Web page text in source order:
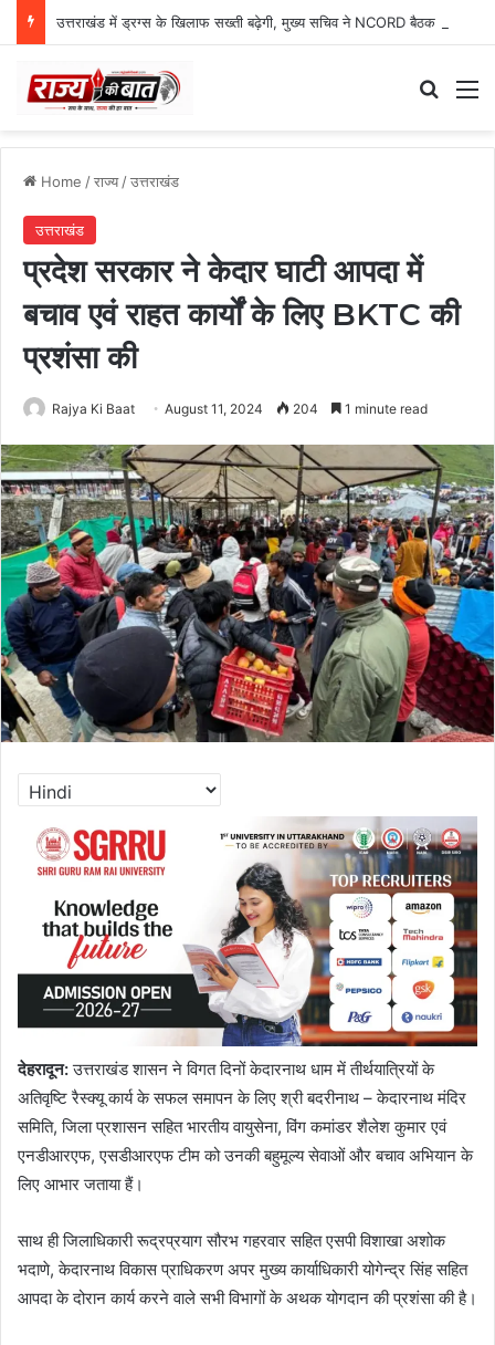
Home /राज्य/उत्तराखंड
उत्तराखंड
प्रदेश सरकार ने केदार घाटी आपदा में
बचाव एवं राहत कार्यों के लिए BKTC की
प्रशंसा की
Rajya Ki Baat August 11, 2024 204 1 minute read
देहरादून:उत्तराखंड शासन ने विगत दिनों केदारनाथ धाम में तीर्थयात्रियों के
अतिवृष्टि रैस्क्यू कार्य के सफल समापन के लिए श्री बदरीनाथ – केदारनाथ मंदिर
समिति, जिला प्रशासन सहित भारतीय वायुसेना, विंग कमांडर शैलेश कुमार एवं
एनडीआरएफ, एसडीआरएफ टीम को उनकी बहुमूल्य सेवाओं और बचाव अभियान के
लिए आभार जताया हैं।
साथ ही जिलाधिकारी रूद्रप्रयाग सौरभ गहरवार सहित एसपी विशाखा अशोक
भदाणे, केदारनाथ विकास प्राधिकरण अपर मुख्य कार्याधिकारी योगेन्द्र सिंह सहित
आपदा के दोरान कार्य करने वाले सभी विभागों के अथक योगदान की प्रशंसा की है।